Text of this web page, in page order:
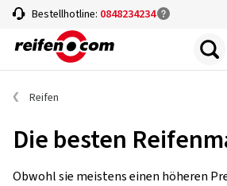
Bestellhotline: 0848234234
Reifen
Die besten
Obwohl sie meistens einen höheren